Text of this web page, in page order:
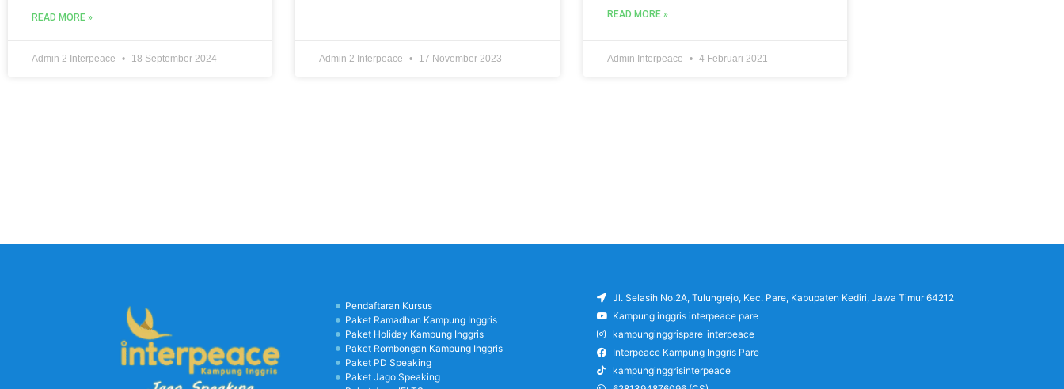
READ MORE »
Admin 2 Interpeace 18 September 2024 Admin 2 Interpeace 17 November 2023
READ MORE »
Admin Interpeace 4 Februari 2021
Pendaftaran Kursus
Paket Ramadhan Kampung Inggris
Paket Holiday Kampung Inggris
Paket Rombongan Kampung Inggris
Paket PD Speaking
Paket Jago Speaking
Jl. Selasih No.2A, Tulungrejo, Kec. Pare, Kabupaten Kediri, Jawa Timur 64212
Kampung inggris interpeace pare
kampunginggrispare_interpeace
Interpeace Kampung Inggris Pare
kampunginggrisinterpeace